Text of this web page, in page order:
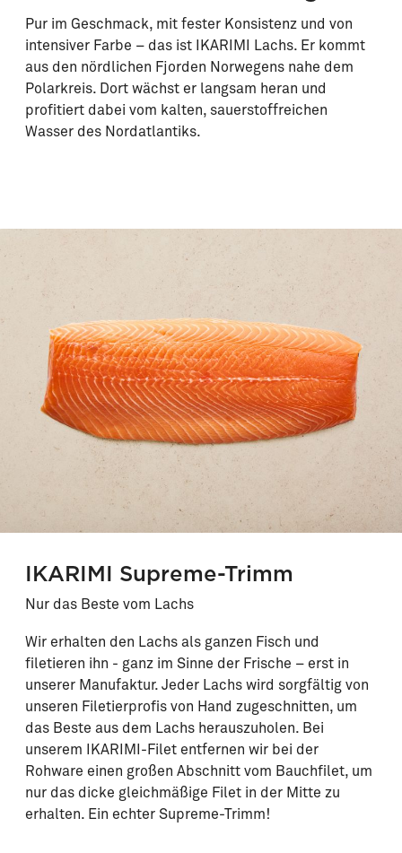
Pur im Geschmack, mit fester Konsistenz und von
intensiver Farbe – das ist IKARIMI Lachs. Er kommt
aus den nördlichen Fjorden Norwegens nahe dem
Polarkreis. Dort wächst er langsam heran und
profitiert dabei vom kalten, sauerstoffreichen
Wasser des Nordatlantiks.
IKARIMI Supreme-Trimm
Nur das Beste vom Lachs
Wir erhalten den Lachs als ganzen Fisch und
filetieren ihn - ganz im Sinne der Frische – erst in
unserer Manufaktur. Jeder Lachs wird sorgfältig von
unseren Filetierprofis von Hand zugeschnitten, um
das Beste aus dem Lachs herauszuholen. Bei
unserem IKARIMI-Filet entfernen wir bei der
Rohware einen großen Abschnitt vom Bauchfilet, um
nur das dicke gleichmäßige Filet in der Mitte zu
erhalten. Ein echter Supreme-Trimm!